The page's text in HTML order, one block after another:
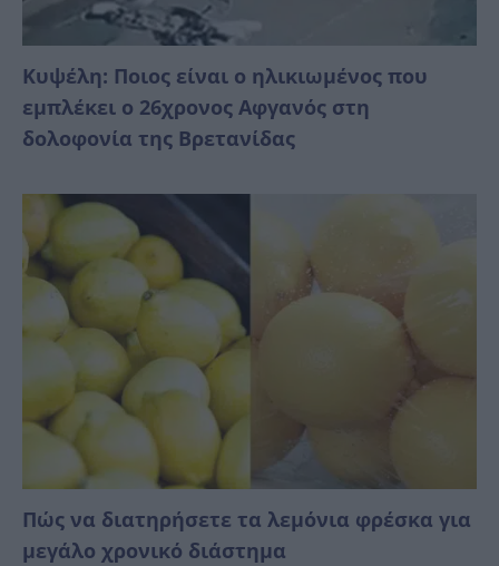
Κυψέλη: Ποιος είναι ο ηλικιωμένος που
εμπλέκει ο 26χρονος Αφγανός στη
δολοφονία της Βρετανίδας
Πώς να διατηρήσετε τα λεμόνια φρέσκα για
μεγάλο χρονικό διάστημα